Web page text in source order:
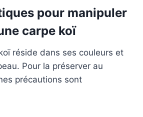
pour manipuler
carpe koï
réside dans ses couleurs et
Pour la préserver au
précautions sont